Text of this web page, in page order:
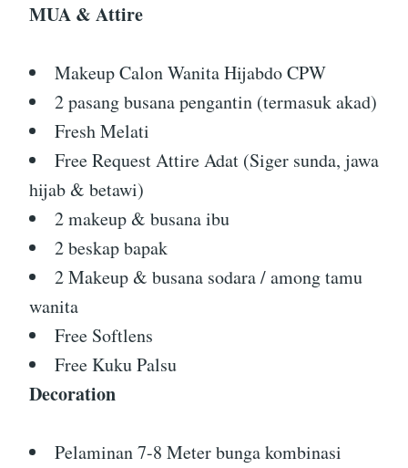
MUA & Attire
Makeup Calon Wanita Hijabdo CPW
2 pasang busana pengantin (termasuk akad)
Fresh Melati
Free Request Attire Adat (Siger sunda, jawa
hijab & betawi)
2 makeup & busana ibu
2 beskap bapak
2 Makeup & busana sodara / among tamu
wanita
Free Softlens
Free Kuku Palsu
Decoration
Pelaminan 7-8 Meter bunga kombinasi